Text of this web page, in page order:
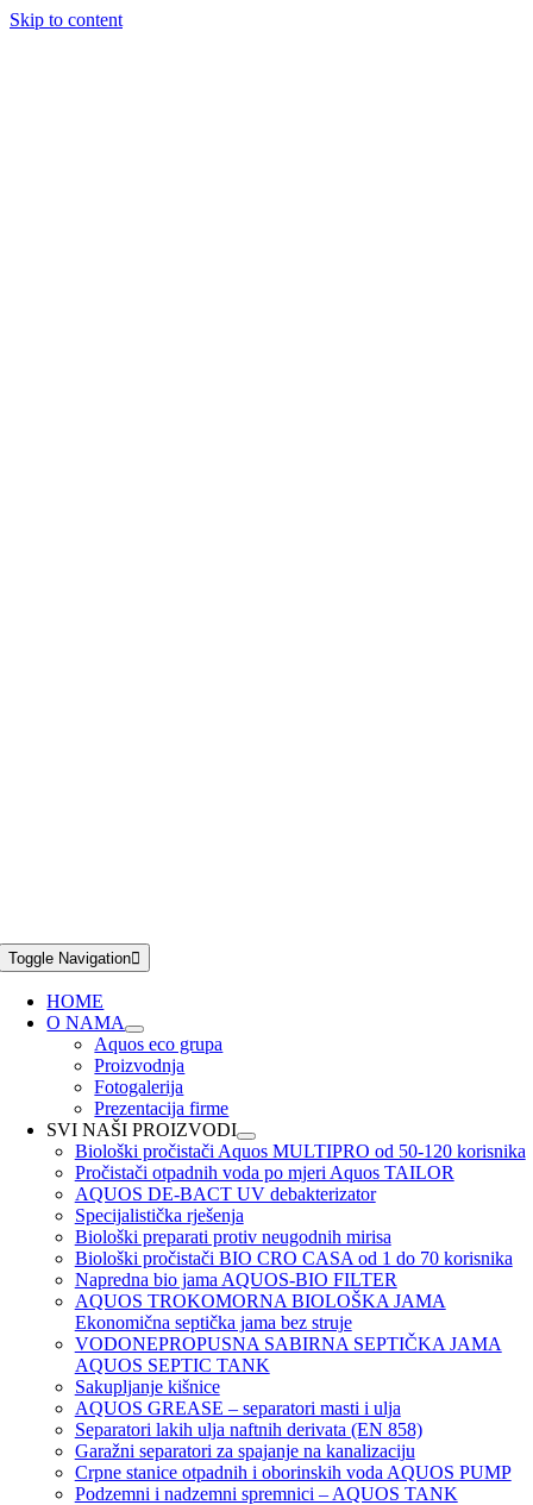
Skip to content
Toggle Navigation
HOME
O NAMA
Aquos eco grupa
Proizvodnja
Fotogalerija
Prezentacija firme
SVI NAŠI PROIZVODI
Biološki pročistači Aquos MULTIPRO od 50-120 korisnika
Pročistači otpadnih voda po mjeri Aquos TAILOR
AQUOS DE-BACT UV debakterizator
Specijalistička rješenja
Biološki preparati protiv neugodnih mirisa
Biološki pročistači BIO CRO CASA od 1 do 70 korisnika
Napredna bio jama AQUOS-BIO FILTER
AQUOS TROKOMORNA BIOLOŠKA JAMA
Ekonomična septička jama bez struje
VODONEPROPUSNA SABIRNA SEPTIČKA JAMA
AQUOS SEPTIC TANK
Sakupljanje kišnice
AQUOS GREASE – separatori masti i ulja
Separatori lakih ulja naftnih derivata (EN 858)
Garažni separatori za spajanje na kanalizaciju
Crpne stanice otpadnih i oborinskih voda AQUOS PUMP
Podzemni i nadzemni spremnici – AQUOS TANK